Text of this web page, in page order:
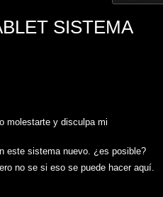
SISTEMA
molestarte y disculpa mi
este sistema nuevo. ¿es posible?
no se si eso se puede hacer aquí.